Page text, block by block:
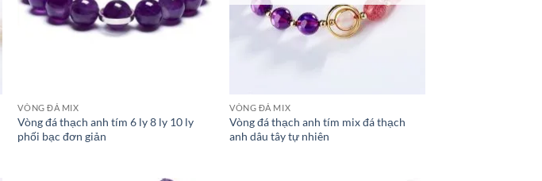
VÒNG ĐÁ MIX
Vòng đá thạch anh tím 6 ly 8 ly 10 ly
phối bạc đơn giản
VÒNG ĐÁ MIX
Vòng đá thạch anh tím mix đá thạch
anh dâu tây tự nhiên